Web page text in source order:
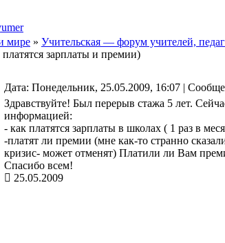
мире » Учительская — форум учителей,
зарплаты и премии)
Дата: Понедельник, 25.05.2009, 16:07 |
Здравствуйте! Был перерыв стажа 5 лет.
информацией:
- как платятся зарплаты в школах ( 1 раз в
-платят ли премии (мне как-то странно
кризис- может отменят) Платили ли Вам
Спасибо всем!
25.05.2009